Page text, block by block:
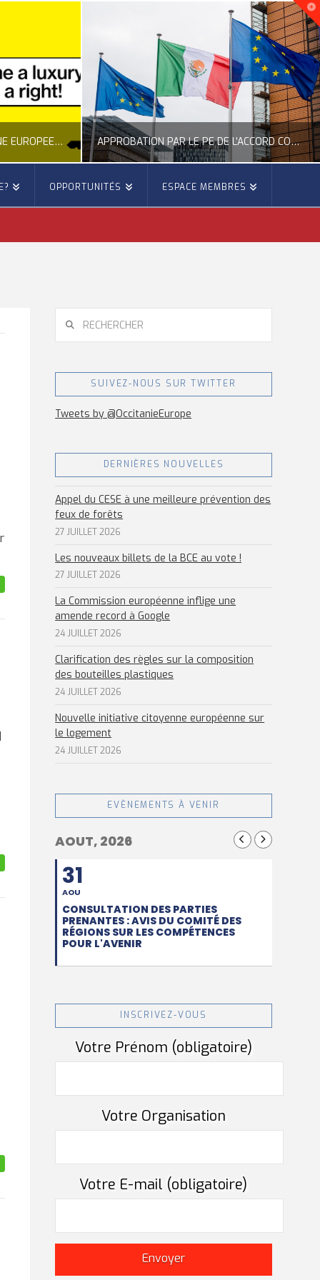
APPROBATION PAR LE PE DE L’ACCORD COMMERCIAL ENTRE L’UE ET LE MEXIQUE APPEL DU CESE À UNE MEILLEURE PRÉVENTION DES FEUX DE FORÊTS
ACTUALITÉ DE L'UNION EUROPÉENNE, ACTUALITÉ DE LA REPRÉSENTATION D’OCCITANIE EUROPE, ÉNERGIE - ENVIRONNEMENT - CLIMAT, FORÊTS
OPPORTUNITÉS ESPACE MEMBRES
SUIVEZ-NOUS SUR TWITTER
Tweets by @OccitanieEurope
DERNIÈRES NOUVELLES
Appel du CESE à une meilleure prévention des
feux de forêts
27 JUILLET 2026
Les nouveaux billets de la BCE au vote !
27 JUILLET 2026
La Commission européenne inflige une
amende record à Google
24 JUILLET 2026
Clarification des règles sur la composition
des bouteilles plastiques
24 JUILLET 2026
Nouvelle initiative citoyenne européenne sur
le logement
24 JUILLET 2026
EVÈNEMENTS À VENIR
AOUT, 2026
31
AOU
CONSULTATION DES PARTIES
PRENANTES : AVIS DU COMITÉ DES
RÉGIONS SUR LES COMPÉTENCES
POUR L'AVENIR
INSCRIVEZ-VOUS
Votre Prénom (obligatoire)
Votre Organisation
Votre E-mail (obligatoire)